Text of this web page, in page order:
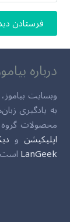
فرستادن
درباره
وبسایت
به یادگیری
محصولات
اپلیکیشن و
LanGeek